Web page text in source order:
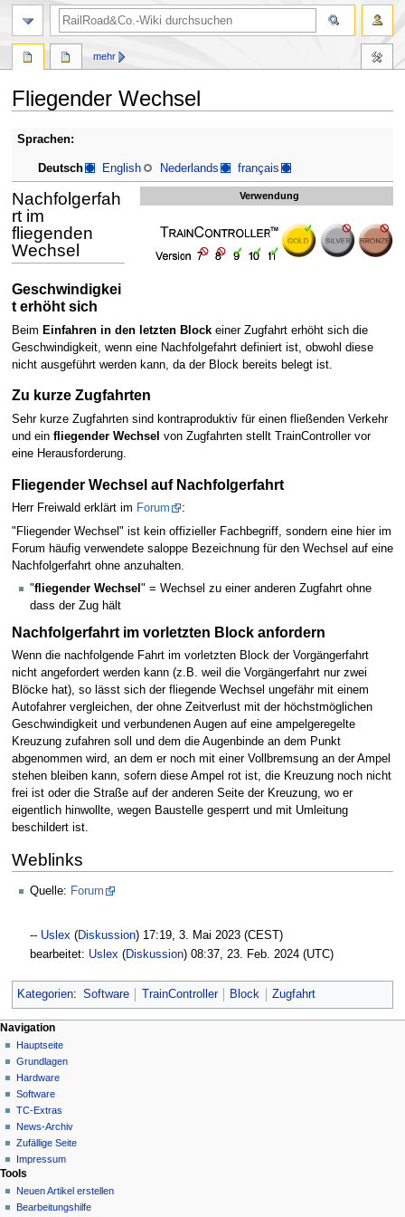
Fliegender Wechsel
Zur
springen
Zur
springen
Sprachen:
Deutsch English Nederlands français
Verwendung
Nachfolgerfah
rt im
fliegenden
Wechsel
Geschwindigkei
t erhöht sich
Beim Einfahren in den letzten Blockeiner Zugfahrt erhöht sich die
Geschwindigkeit, wenn eine Nachfolgefahrt definiert ist, obwohl diese
nicht ausgeführt werden kann, da der Block bereits belegt ist.
Zu kurze Zugfahrten
Sehr kurze Zugfahrten sind kontraproduktiv für einen fließenden Verkehr
und ein fliegender Wechsel von Zugfahrten stellt TrainController vor
eine Herausforderung.
Fliegender Wechsel auf Nachfolgerfahrt
Herr Freiwald erklärt im Forum
:
"Fliegender Wechsel" ist kein offizieller Fachbegriff, sondern eine hier im
Forum häufig verwendete saloppe Bezeichnung für den Wechsel auf eine
Nachfolgerfahrt ohne anzuhalten.
"fliegender Wechsel " = Wechsel zu einer anderen Zugfahrt ohne
dass der Zug hält
Nachfolgerfahrt im vorletzten Block anfordern
Wenn die nachfolgende Fahrt im vorletzten Block der Vorgängerfahrt
nicht angefordert werden kann (z.B. weil die Vorgängerfahrt nur zwei
Blöcke hat), so lässt sich der fliegende Wechsel ungefähr mit einem
Autofahrer vergleichen, der ohne Zeitverlust mit der höchstmöglichen
Geschwindigkeit und verbundenen Augen auf eine ampelgeregelte
Kreuzung zufahren soll und dem die Augenbinde an dem Punkt
abgenommen wird, an dem er noch mit einer Vollbremsung an der Ampel
stehen bleiben kann, sofern diese Ampel rot ist, die Kreuzung noch nicht
frei ist oder die Straße auf der anderen Seite der Kreuzung, wo er
eigentlich hinwollte, wegen Baustelle gesperrt und mit Umleitung
beschildert ist.
Weblinks
Quelle: Forum
-- Uslex (Diskussion) 17:19, 3. Mai 2023 (CEST)
bearbeitet: Uslex (Diskussion) 08:37, 23. Feb. 2024 (UTC)
Kategorien: Software TrainController Block Zugfahrt
N
a
v
g
a
i
o
n
Seitenaktionen
Seite
Diskussion
Lesen
Quelltext
anzeigen
Versionsgeschichte
mehr
Meine Werkzeuge
Deutsch
Anmelden
Navigation
Hauptseite
Grundlagen
Hardware
Software
TC-Extras
News-Archiv
Zufällige Seite
Impressum
Suche
Tools
Neuen Artikel erstellen
Bearbeitungshilfe